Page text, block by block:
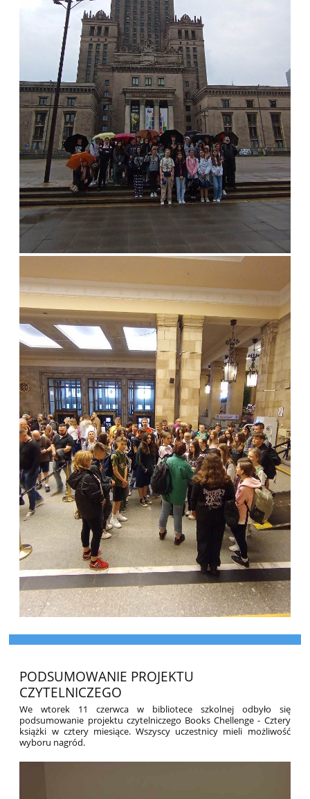
PODSUMOWANIE PROJEKTU
CZYTELNICZEGO
We wtorek 11 czerwca w bibliotece szkolnej odbyło się
podsumowanie projektu czytelniczego Books Chellenge - Cztery
książki w cztery miesiące. Wszyscy uczestnicy mieli możliwość
wyboru nagród.